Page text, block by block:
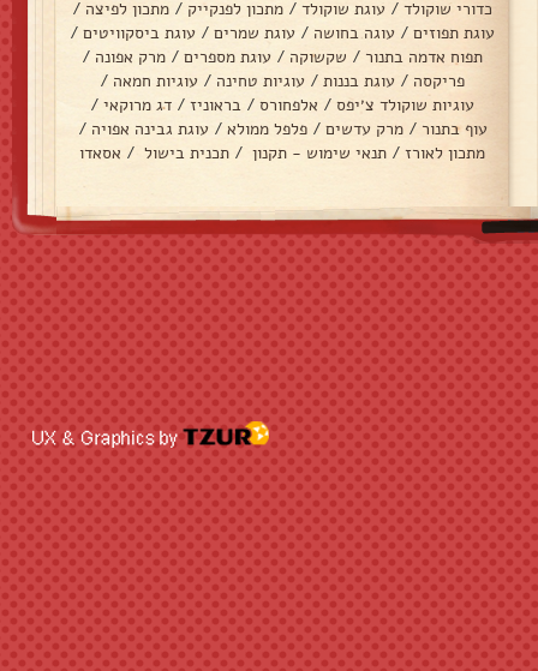
כדורי שוקולד / עוגת שוקולד / מתכון לפנקייק / מתכון לפיצה /
עוגת תפוזים / עוגה בחושה / עוגת שמרים / עוגת ביסקוויטים /
תפוח אדמה בתנור / שקשוקה / עוגת מספרים / מרק אפונה /
פריקסה / עוגת בננות / עוגיות טחינה / עוגיות חמאה /
עוגיות שוקולד צ׳יפס / אלפחורס / בראוניז / דג מרוקאי /
עוף בתנור / מרק עדשים / פלפל ממולא / עוגת גבינה אפויה /
מתכון לאורז / תנאי שימוש - תקנון / תכנית בישול / אסאדו